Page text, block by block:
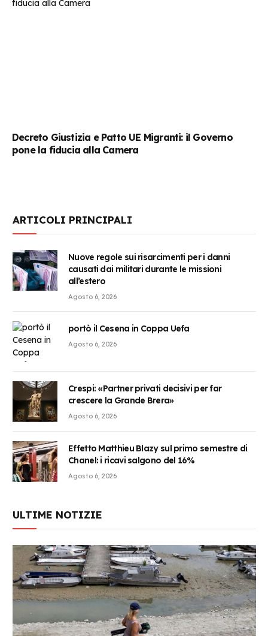
Decreto Giustizia e Patto UE Migranti: il Governo
pone la fiducia alla Camera
ARTICOLI PRINCIPALI
Nuove regole sui risarcimenti per i danni
causati dai militari durante le missioni
all’estero
Agosto 6, 2026
portò il Cesena in Coppa Uefa
Agosto 6, 2026
Crespi: «Partner privati decisivi per far
crescere la Grande Brera»
Agosto 6, 2026
Effetto Matthieu Blazy sul primo semestre di
Chanel: i ricavi salgono del 16%
Agosto 6, 2026
ULTIME NOTIZIE